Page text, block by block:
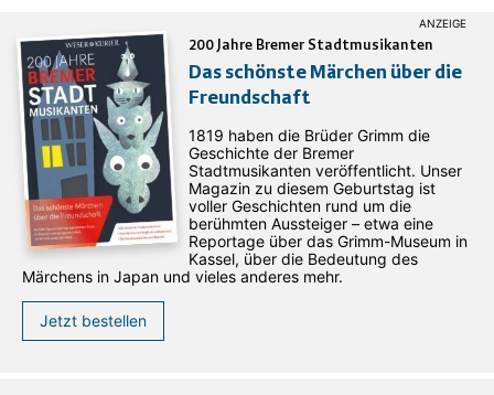
200 Jahre Bremer Stadtmusikanten
Das schönste Märchen über die
Freundschaft
1819 haben die Brüder Grimm die
Geschichte der Bremer
Stadtmusikanten veröffentlicht. Unser
Magazin zu diesem Geburtstag ist
voller Geschichten rund um die
berühmten Aussteiger – etwa eine
Reportage über das Grimm-Museum in
Kassel, über die Bedeutung des
Märchens in Japan und vieles anderes mehr.
Jetzt bestellen